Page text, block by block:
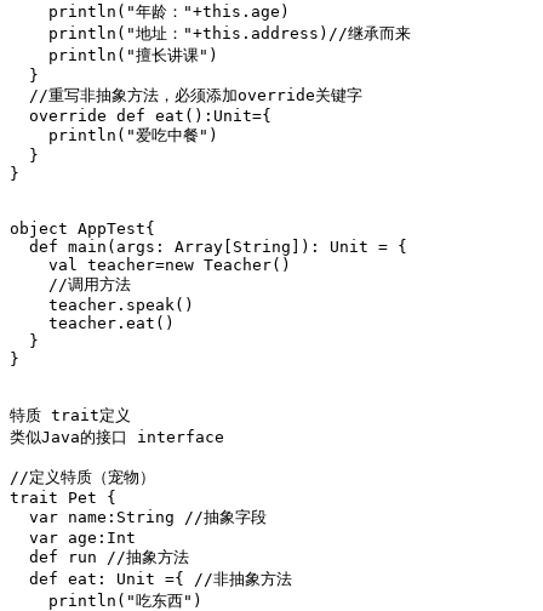
    println("年龄："+this.age)
    println("地址："+this.address)//继承而来
    println("擅长讲课")
  }
  //重写非抽象方法，必须添加override关键字
  override def eat():Unit={
    println("爱吃中餐")
  }
}
object AppTest{
  def main(args: Array[String]): Unit = {
    val teacher=new Teacher()
    //调用方法
    teacher.speak()
    teacher.eat()
  }
}
特质 trait定义
类似Java的接口 interface
//定义特质（宠物）
trait Pet {
  var name:String //抽象字段
  var age:Int
  def run //抽象方法
  def eat: Unit ={ //非抽象方法
    println("吃东西")